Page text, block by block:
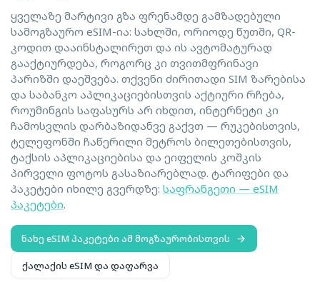
ყველაზე მარტივი გზა ფრენამდე გამზადებული
სამოგზაურო eSIM-ია: სახლში, ორიოდე წუთში, QR-
კოდით დააინსტალირეთ და ის ავტომატურად
გააქტიურდება, როგორც კი თვითმფრინავი
პარიზში დაეშვება. თქვენი ძირითადი SIM ზარებისა
და საბანკო აპლიკაციებისთვის აქტიური რჩება,
როუმინგის საფასურს არ იხდით, ინტერნეტი კი
ჩამოსვლის დარბაზიდანვე გაქვთ — რუკებისთვის,
ტელეფონში ჩაწერილი მეტროს ბილეთებისთვის,
ტაქსის აპლიკაციებისა და ეიფელის კოშკის
პირველი ფოტოს გასაზიარებლად. ტარიფები და
პაკეტები იხილე გვერდზე: საფრანგეთი — eSIM
პაკეტები.
ნახე eSIM პაკეტები ამ მოგზაურობისთვის
ქალაქის eSIM და დაფარვა